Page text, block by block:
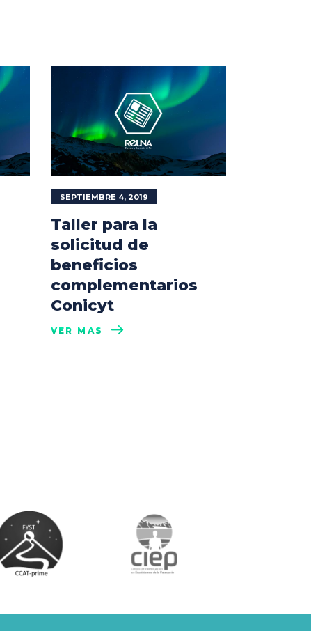
SEPTIEMBRE 4, 2019
Taller para la
solicitud de
beneficios
complementarios
Conicyt
VER MÁS